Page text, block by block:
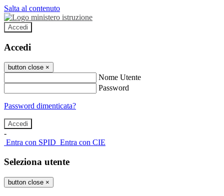
Salta al contenuto
Accedi
Accedi
button close ×
Nome Utente
Password
Password dimenticata?
-
Entra con SPID Entra con CIE
Seleziona utente
button close ×